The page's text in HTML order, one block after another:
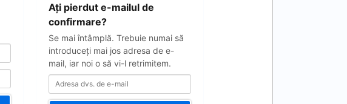
Aţi pierdut e-mailul de
confirmare?
Se mai întâmplă. Trebuie numai să
introduceţi mai jos adresa de e-
mail, iar noi o să vi-l retrimitem.